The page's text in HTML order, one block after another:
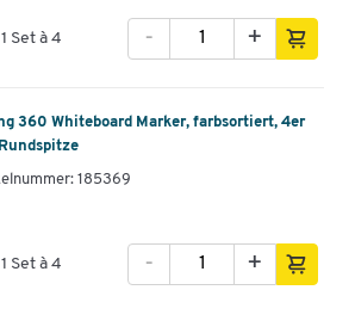
Set à 4
+
-
360 Whiteboard Marker, farbsortiert, 4er
185369
Set à 4
+
-